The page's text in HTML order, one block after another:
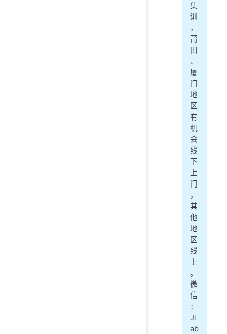
集
训
，
莆
田
、
厦
门
地
区
有
机
会
线
下
上
门
，
其
他
地
区
线
上
。
微
信
：
Ji
ab